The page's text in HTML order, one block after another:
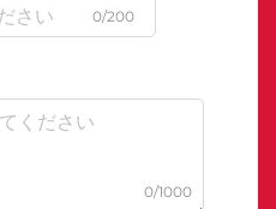
0/200
0/1000